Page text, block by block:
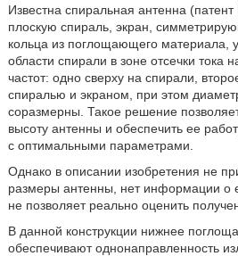
Известна спиральная антенна
плоскую спираль, экран,
кольца из поглощающего материала,
области спирали в зоне отсечки тока
частот: одно сверху на спирали,
спиралью и экраном, при этом
соразмерны. Такое решение
высоту антенны и обеспечить ее
с оптимальными параметрами.
Однако в описании изобретения не
размеры антенны, нет информации о
не позволяет реально оценить
В данной конструкции нижнее
обеспечивают однонаправленность